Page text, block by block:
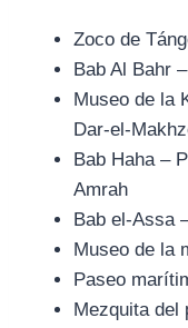
Zoco de
Bab Al Bahr
Museo de la
Dar-el-
Bab Haha –
Amrah
Bab el-Assa
Museo de la
Paseo
Mezquita del